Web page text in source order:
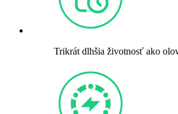
Trikrát dlhšia životnosť ako